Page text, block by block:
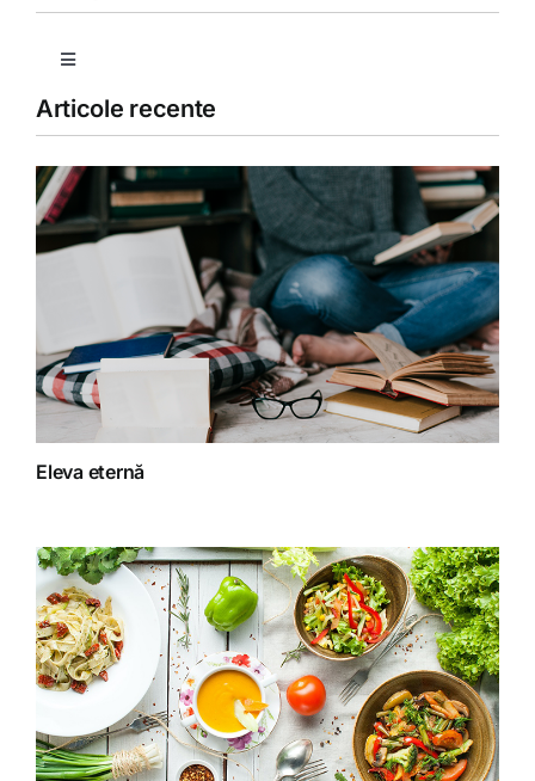
Toggle
Copii
Detoxifiere
Fără categorie
Homeopatie
Retete fructariene
Retete preparate
Articole recente
Eleva eternă